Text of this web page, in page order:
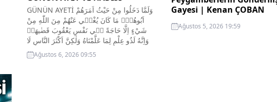
GÜNÜN AYETİ وَلَمَّا دَخَلُوا مِنْ حَيْثُ اَمَرَهُمْ
اَبُوهُمْۜ مَا كَانَ يُغْن۪ي عَنْهُمْ مِنَ اللّٰهِ مِنْ
شَيْءٍ اِلَّا حَاجَةً ف۪ي نَفْسِ يَعْقُوبَ قَضٰيهَاۜ
وَاِنَّهُ لَذُو عِلْمٍ لِمَا عَلَّمْنَاهُ وَلٰكِنَّ اَكْثَرَ النَّاسِ لَا
يَعْلَمُونَ۟ Babalarının kendilerine
emrettiği yerden (çeşitli
Ağustos 6, 2026 09:55
Gayesi | Kenan ÇOBAN
Ağustos 5, 2026 19:59